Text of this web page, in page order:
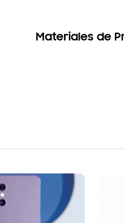
Materiales de